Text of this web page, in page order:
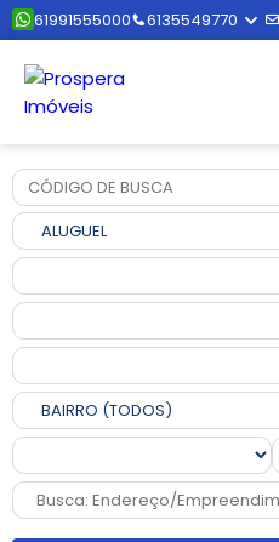
61991555000 6135549770